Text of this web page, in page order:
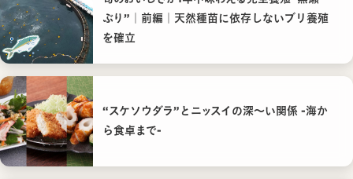
ぶり”｜前編｜天然種苗に依存しないブリ養殖
を確立
“スケソウダラ”とニッスイの深〜い関係 -海か
ら食卓まで-